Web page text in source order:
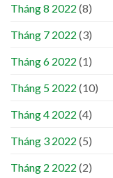
Tháng 8 2022 (8)
Tháng 7 2022 (3)
Tháng 6 2022 (1)
Tháng 5 2022 (10)
Tháng 4 2022 (4)
Tháng 3 2022 (5)
Tháng 2 2022 (2)